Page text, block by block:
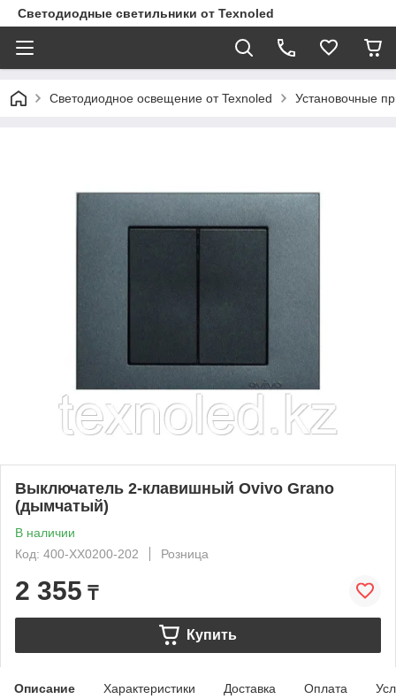
Светодиодные светильники от Texnoled
Светодиодное освещение от Texnoled Установочные
Выключатель 2-клавишный Ovivo Grano
(дымчатый)
В наличии
Код: 400-XX0200-202
Розница
2 355 ₸
Купить
Описание Характеристики Доставка Оплата